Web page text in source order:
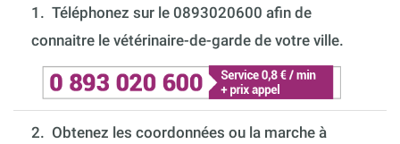
1. Téléphonez sur le 0893020600 afin de
connaitre le vétérinaire-de-garde de votre ville.
2. Obtenez les coordonnées ou la marche à